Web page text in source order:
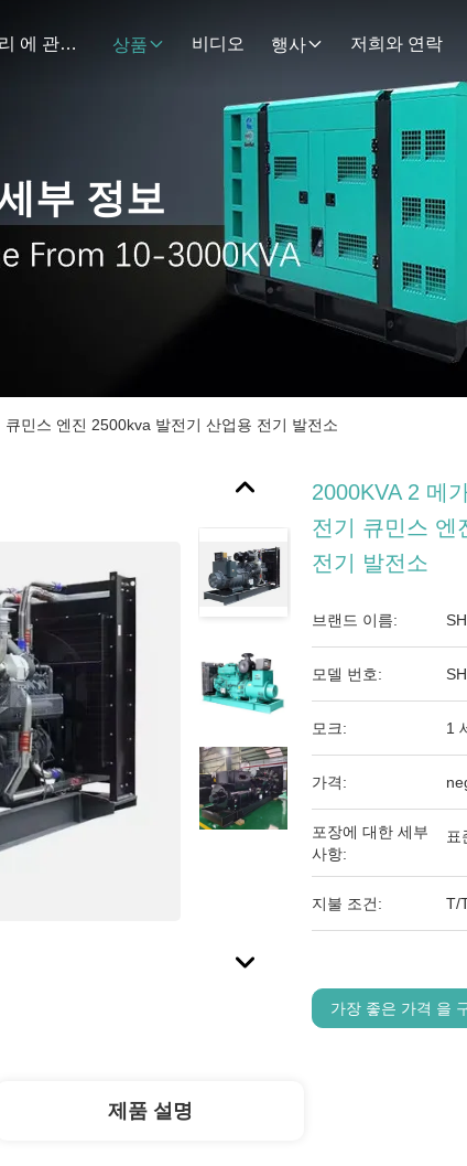
우리 에 관한 것 상품 비디오 행사 저희와 연락
부 정보
민스 엔진 2500kva 발전기 산업용 전기 발전소
2000KVA 2 메
전기 큐민스 엔
전기 발전소
브랜드 이름:
모델 번호:
모크: 1
가격:
포장에 대한 세부
사항:
표
지불 조건: T/
가장 좋은 가격 을
제품 설명